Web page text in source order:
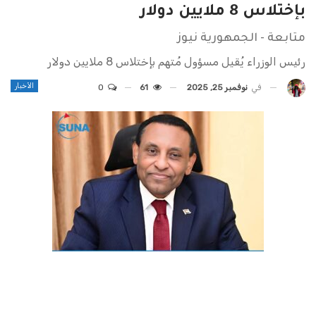
بإختلاس 8 ملايين دولار
متابعة - الجمهورية نيوز
رئيس الوزراء يُقيل مسؤول مُتهم بإختلاس 8 ملايين دولار
الأخبار في نوفمبر 25, 2025 61